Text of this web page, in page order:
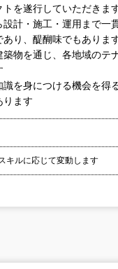
を遂行していただきま
計・施工・運用まで
り、醍醐味でもありま
物を通じ、各地域の
を身につける機会を得
ります
キルに応じて変動します